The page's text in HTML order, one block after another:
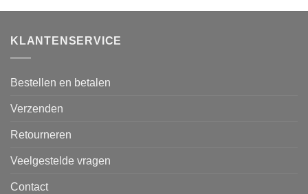
KLANTENSERVICE
Bestellen en betalen
Verzenden
Retourneren
Veelgestelde vragen
Contact